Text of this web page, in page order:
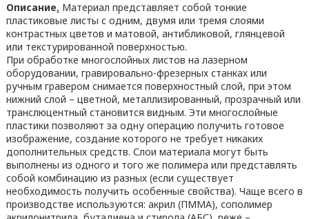
Описание. Материал представляет собой тонкие
пластиковые листы с одним, двумя или тремя слоями
контрастных цветов и матовой, антибликовой, глянцевой
или текстурированной поверхностью.
При обработке многослойных листов на лазерном
оборудовании, гравировально-фрезерных станках или
ручным гравером снимается поверхностный слой, при этом
нижний слой – цветной, металлизированный, прозрачный или
транслюцентный становится видным. Эти многослойные
пластики позволяют за одну операцию получить готовое
изображение, создание которого не требует никаких
дополнительных средств. Слои материала могут быть
выполнены из одного и того же полимера или представлять
собой комбинацию из разных (если существует
необходимость получить особенные свойства). Чаще всего в
производстве используются: акрил (ПММА), сополимер